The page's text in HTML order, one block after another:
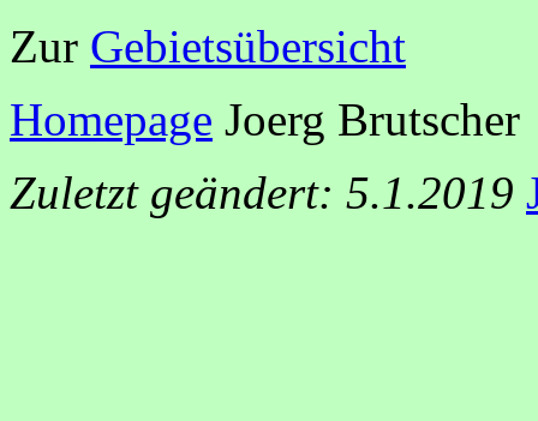
Zur Gebietsübersicht
Homepage Joerg Brutscher
Zuletzt geändert: 5.1.2019